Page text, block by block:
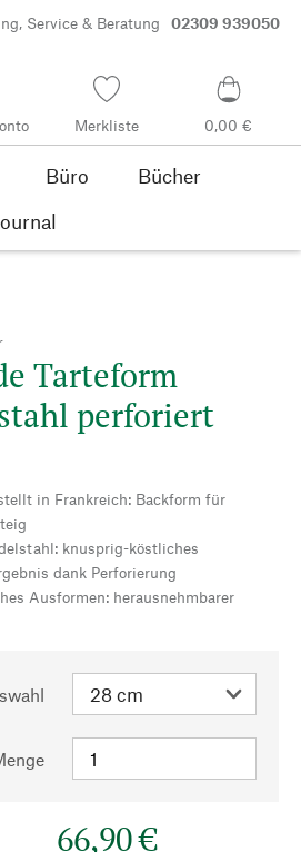
Service & Beratung 02309 939050
Merkliste 0,00 €
Büro
Bücher
Tarteform
perforiert
in Frankreich: Backform für
knusprig-köstliches
dank Perforierung
Ausformen: herausnehmbarer
66,90 €